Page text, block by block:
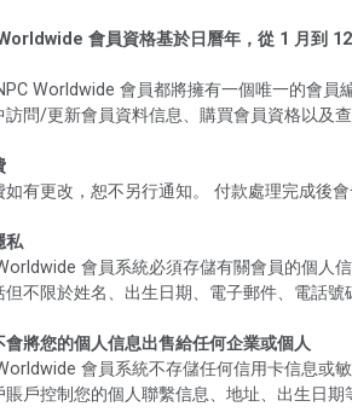
會員資格基於日曆年，從 1 月到 12
Worldwide 會員都將擁有一個唯一的會員
訪問/更新會員資料信息、購買會員資格以及查
如有更改，恕不另行通知。 付款處理完成後會
私
會員系統必須存儲有關會員的個人
但不限於姓名、出生日期、電子郵件、電話號
會將您的個人信息出售給任何企業或個人
會員系統不存儲任何信用卡信息或
賬戶控制您的個人聯繫信息、地址、出生日期